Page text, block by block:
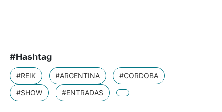
#Hashtag
#REIK #ARGENTINA
#CORDOBA
#SHOW
#ENTRADAS